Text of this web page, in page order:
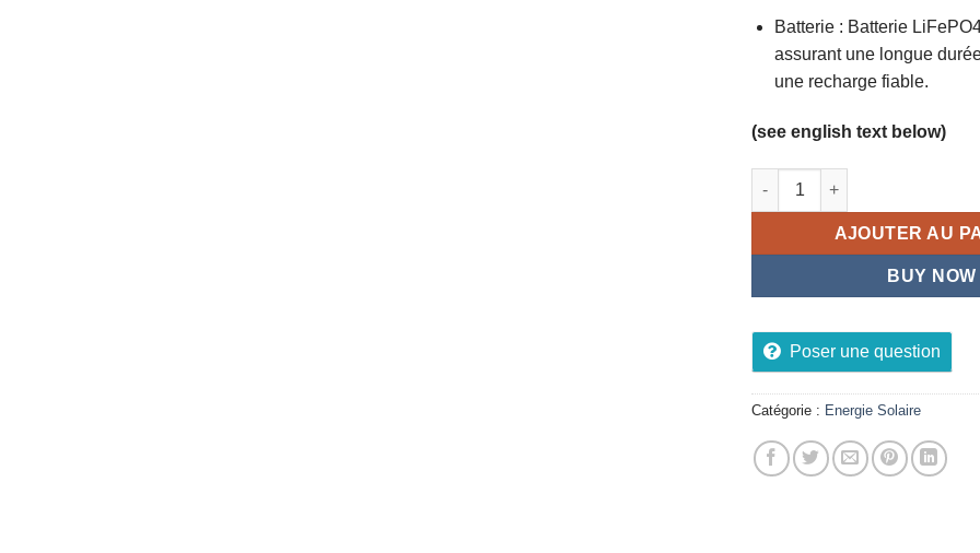
Batterie : Batterie
assurant une longue
une recharge fiable.
(see english text below)
quantité de LYD Projecteur
AJOUTER AU
BUY NOW
Poser une question
Catégorie : Energie Solaire